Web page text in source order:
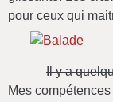
pour ceux qui
Il y a
Mes